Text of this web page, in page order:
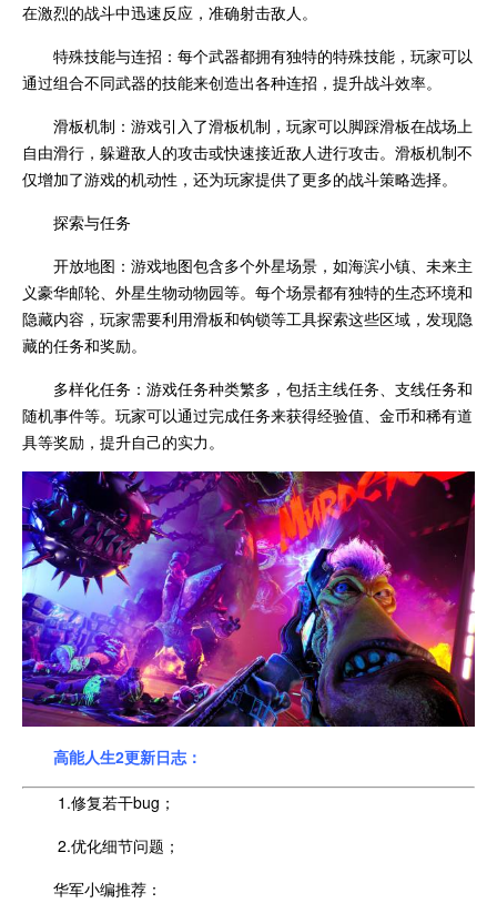
在激烈的战斗中迅速反应，准确射击敌人。
特殊技能与连招：每个武器都拥有独特的特殊技能，玩家可以
通过组合不同武器的技能来创造出各种连招，提升战斗效率。
滑板机制：游戏引入了滑板机制，玩家可以脚踩滑板在战场上
自由滑行，躲避敌人的攻击或快速接近敌人进行攻击。滑板机制不
仅增加了游戏的机动性，还为玩家提供了更多的战斗策略选择。
探索与任务
开放地图：游戏地图包含多个外星场景，如海滨小镇、未来主
义豪华邮轮、外星生物动物园等。每个场景都有独特的生态环境和
隐藏内容，玩家需要利用滑板和钩锁等工具探索这些区域，发现隐
藏的任务和奖励。
多样化任务：游戏任务种类繁多，包括主线任务、支线任务和
随机事件等。玩家可以通过完成任务来获得经验值、金币和稀有道
具等奖励，提升自己的实力。
高能人生2更新日志：
1.修复若干bug；
2.优化细节问题；
华军小编推荐：